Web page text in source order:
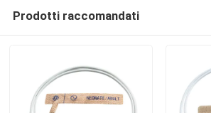
Prodotti raccomandati